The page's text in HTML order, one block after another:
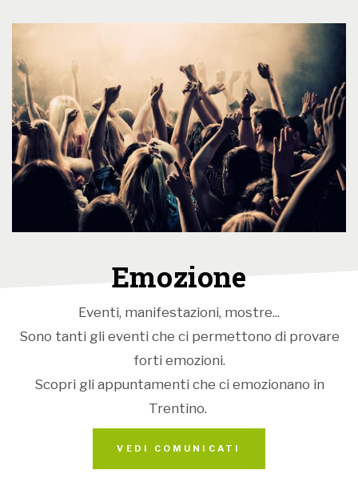
Emozione
Eventi, manifestazioni, mostre...
Sono tanti gli eventi che ci permettono di provare
forti emozioni.
Scopri gli appuntamenti che ci emozionano in
Trentino.
VEDI COMUNICATI